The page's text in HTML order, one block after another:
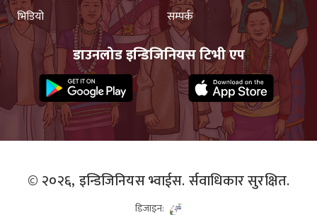
भिडियो
सम्पर्क
डाउनलोड इन्डिजिनियस टिभी एप
© २०२६, इन्डिजिनियस भ्वाईस. र्सवाधिकार सुरक्षित.
डिजाइन: